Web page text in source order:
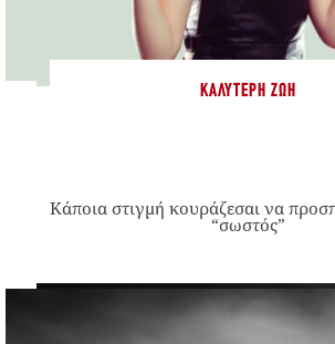
ΚΑΛΎΤΕΡΗ ΖΩΉ
Κάποια στιγμή κουράζεσαι να
“σωστός”